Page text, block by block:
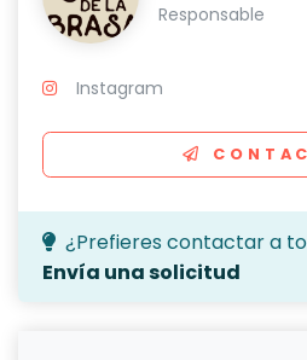
Responsable
Instagram
¿Prefieres contactar a
Envía una solicitud